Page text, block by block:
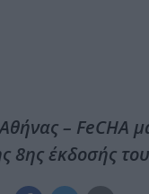
– FeCHA
8ης έκδοσής